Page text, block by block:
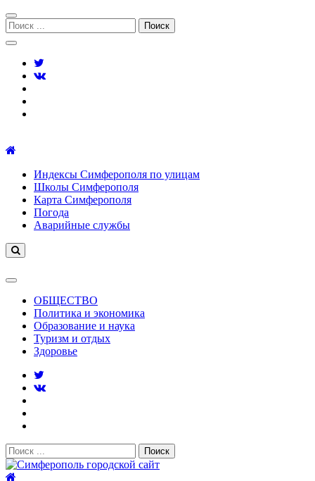
Перейти
к
навигации
Перейти
к
содержимому
Поиск:
Индексы Симферополя по улицам
Школы Симферополя
Карта Симферополя
Погода
Аварийные службы
ОБЩЕСТВО
Политика и экономика
Образование и наука
Туризм и отдых
Здоровье
Поиск: